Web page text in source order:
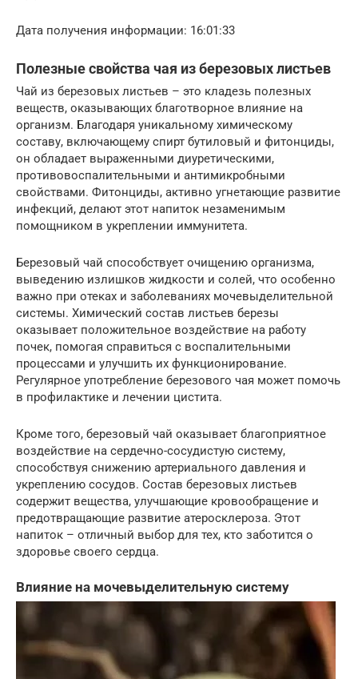
Дата получения информации: 16:01:33
Полезные свойства чая из березовых листьев
Чай из березовых листьев – это кладезь полезных
веществ, оказывающих благотворное влияние на
организм. Благодаря уникальному химическому
составу, включающему спирт бутиловый и фитонциды,
он обладает выраженными диуретическими,
противовоспалительными и антимикробными
свойствами. Фитонциды, активно угнетающие развитие
инфекций, делают этот напиток незаменимым
помощником в укреплении иммунитета.
Березовый чай способствует очищению организма,
выведению излишков жидкости и солей, что особенно
важно при отеках и заболеваниях мочевыделительной
системы. Химический состав листьев березы
оказывает положительное воздействие на работу
почек, помогая справиться с воспалительными
процессами и улучшить их функционирование.
Регулярное употребление березового чая может помочь
в профилактике и лечении цистита.
Кроме того, березовый чай оказывает благоприятное
воздействие на сердечно-сосудистую систему,
способствуя снижению артериального давления и
укреплению сосудов. Состав березовых листьев
содержит вещества, улучшающие кровообращение и
предотвращающие развитие атеросклероза. Этот
напиток – отличный выбор для тех, кто заботится о
здоровье своего сердца.
Влияние на мочевыделительную систему